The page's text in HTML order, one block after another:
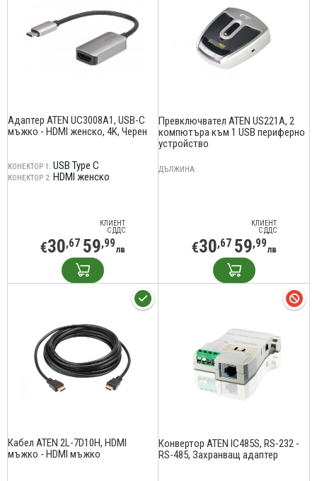
Адаптер ATEN UC3008A1, USB-C
мъжко - HDMI женско, 4K, Черен
КОНЕКТОР 1: USB Type C
КОНЕКТОР 2: HDMI женско
КЛИЕНТ
С ДДС
€30,67 59,99лв
Превключвател ATEN US221A, 2
компютъра към 1 USB периферно
устройство
ДЪЛЖИНА:
КЛИЕНТ
С ДДС
€30,67 59,99лв
Кабел ATEN 2L-7D10H, HDMI
мъжко - HDMI мъжко
Конвертор ATEN IC485S, RS-232 -
RS-485, Захранващ адаптер